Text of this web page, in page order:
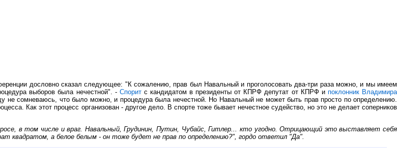
дословно сказал следующее: "К сожалению, прав был Навальный и проголосовать два-три раза можно, и мы имеем
выборов была нечестной". - Споритс кандидатом в президенты от КПРФ депутат от КПРФ и поклонник Владимира
не сомневаюсь, что было можно, и процедура была нечестной. Но Навальный не может быть прав просто по определению.
Как этот процесс организован - другое дело. В спорте тоже бывает нечестное судейство, но это не делает соперников
в том числе и враг. Навальный, Грудинин, Путин, Чубайс, Гитлер... кто угодно. Отрицающий это выставляет себя
квадратом, а белое белым - он тоже будет не прав по определению?", гордо ответил "Да".